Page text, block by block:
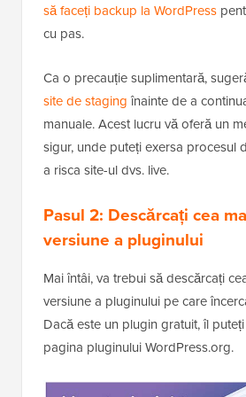
să faceți backup la WordPress
cu pas.
Ca o precauție suplimentară,
site de staging înainte de a
manuale. Acest lucru vă oferă un
sigur, unde puteți exersa procesul
a risca site-ul dvs. live.
Pasul 2: Descărcați cea
versiune a pluginului
Mai întâi, va trebui să descărcați
versiune a pluginului pe care
Dacă este un plugin gratuit, îl
pagina pluginului WordPress.org.